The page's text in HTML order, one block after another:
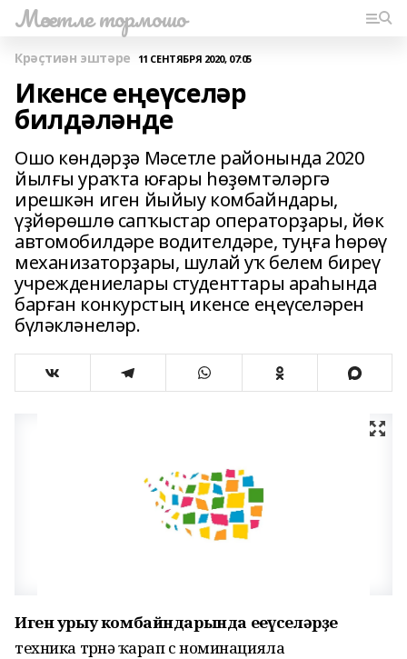
Мәсетле тормошо
Крәҫтиән эштәре 11 СЕНТЯБРЯ 2020, 07:05
Икенсе еңеүселәр
билдәләнде
Ошо көндәрҙә Мәсетле районында 2020
йылғы ураҡта юғары һөҙөмтәләргә
ирешкән иген йыйыу комбайндары,
үҙйөрөшлө сапҡыстар операторҙары, йөк
автомобилдәре водителдәре, туңға һөрөү
механизаторҙары, шулай уҡ белем биреү
учреждениелары студенттары араһында
барған конкурстың икенсе еңеүселәрен
бүләкләнеләр.
Иген урыу комбайндарында еңеүселәрҙе
техника төрөнә ҡарап өс номинацияла